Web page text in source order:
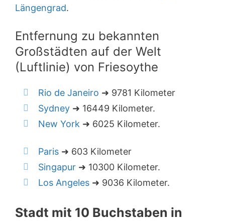
Längengrad.
Entfernung zu bekannten
Großstädten auf der Welt
(Luftlinie) von Friesoythe
Rio de Janeiro ➜ 9781 Kilometer
Sydney ➜ 16449 Kilometer.
New York ➜ 6025 Kilometer.
Paris ➜ 603 Kilometer
Singapur ➜ 10300 Kilometer.
Los Angeles ➜ 9036 Kilometer.
Stadt mit 10 Buchstaben in